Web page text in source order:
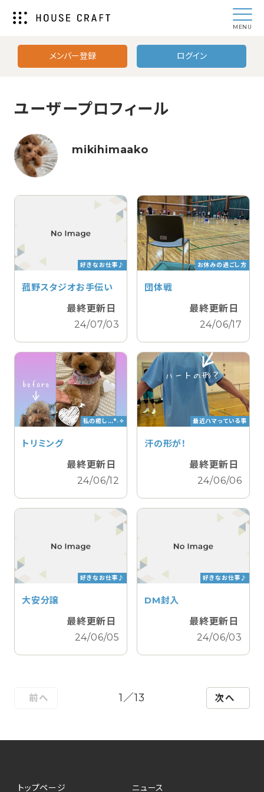
MENU
メンバー登録 ログイン
ユーザープロフィール
mikihimaako
好きなお仕事♪
菰野スタジオお手伝い
最終更新日
24/07/03
お休みの過ごし方
団体戦
最終更新日
24/06/17
私の癒し…°˖✧
トリミング
最終更新日
24/06/12
最近ハマっている事
汗の形が！
最終更新日
24/06/06
好きなお仕事♪
大安分譲
最終更新日
24/06/05
好きなお仕事♪
DM封入
最終更新日
24/06/03
前へ 次へ
1／13
トップページ ニュース